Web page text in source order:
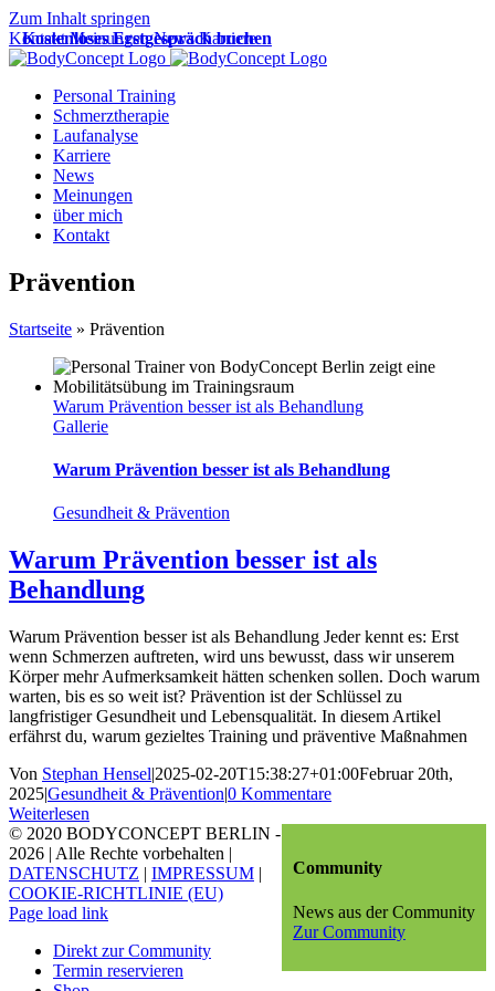
Zum Inhalt springen
Kostenloses Erstgespräch buchen
Kontakt Meinungen News Karriere
Personal Training
Schmerztherapie
Laufanalyse
Karriere
News
Meinungen
über mich
Kontakt
Prävention
Startseite » Prävention
Warum Prävention besser ist als Behandlung
Gallerie
Warum Prävention besser ist als Behandlung
Gesundheit & Prävention
Warum Prävention besser ist als
Behandlung
Warum Prävention besser ist als Behandlung Jeder kennt es: Erst
wenn Schmerzen auftreten, wird uns bewusst, dass wir unserem
Körper mehr Aufmerksamkeit hätten schenken sollen. Doch warum
warten, bis es so weit ist? Prävention ist der Schlüssel zu
langfristiger Gesundheit und Lebensqualität. In diesem Artikel
erfährst du, warum gezieltes Training und präventive Maßnahmen
Von Stephan Hensel|2025-02-20T15:38:27+01:00Februar 20th,
2025|Gesundheit & Prävention|0 Kommentare
Weiterlesen
Community
News aus der Community
Zur Community
© 2020 BODYCONCEPT BERLIN -
2026 | Alle Rechte vorbehalten |
DATENSCHUTZ | IMPRESSUM |
COOKIE-RICHTLINIE (EU)
Page load link
Direkt zur Community
Termin reservieren